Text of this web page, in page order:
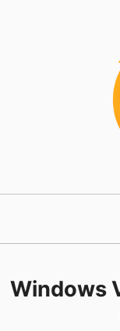
Windows